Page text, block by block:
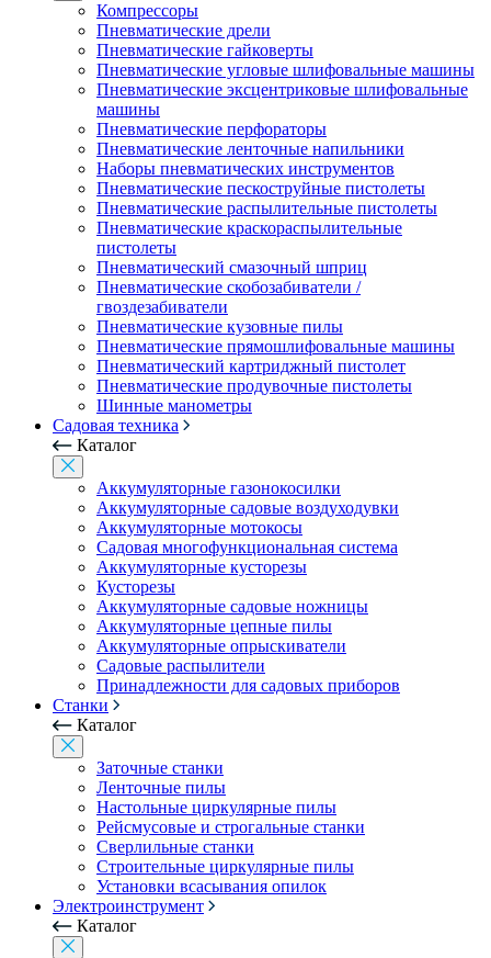
Компрессоры
Пневматические дрели
Пневматические гайковерты
Пневматические угловые шлифовальные машины
Пневматические эксцентриковые шлифовальные
машины
Пневматические перфораторы
Пневматические ленточные напильники
Наборы пневматических инструментов
Пневматические пескоструйные пистолеты
Пневматические распылительные пистолеты
Пневматические краскораспылительные
пистолеты
Пневматический смазочный шприц
Пневматические скобозабиватели /
гвоздезабиватели
Пневматические кузовные пилы
Пневматические прямошлифовальные машины
Пневматический картриджный пистолет
Пневматические продувочные пистолеты
Шинные манометры
Садовая техника
Каталог
Аккумуляторные газонокосилки
Аккумуляторные садовые воздуходувки
Аккумуляторные мотокосы
Садовая многофункциональная система
Аккумуляторные кусторезы
Кусторезы
Аккумуляторные садовые ножницы
Аккумуляторные цепные пилы
Аккумуляторные опрыскиватели
Садовые распылители
Принадлежности для садовых приборов
Станки
Каталог
Заточные станки
Ленточные пилы
Настольные циркулярные пилы
Рейсмусовые и строгальные станки
Сверлильные станки
Строительные циркулярные пилы
Установки всасывания опилок
Электроинструмент
Каталог